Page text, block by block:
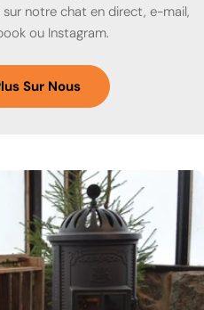
notre chat en direct, e-mail,
ou Instagram.
Sur Nous